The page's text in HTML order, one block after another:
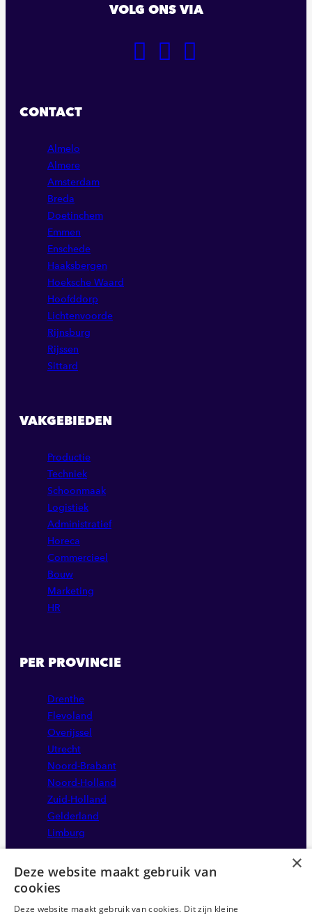
VOLG ONS VIA
GA
GA
CONTACT
Almelo
Almere
Amsterdam
Breda
Doetinchem
Emmen
Enschede
Haaksbergen
Hoeksche Waard
Hoofddorp
Lichtenvoorde
Rijnsburg
Rijssen
Sittard
VAKGEBIEDEN
Productie
Techniek
Schoonmaak
Logistiek
Administratief
Horeca
Commercieel
Bouw
Marketing
HR
PER PROVINCIE
Drenthe
Flevoland
Overijssel
Utrecht
Noord-Brabant
Noord-Holland
Zuid-Holland
Gelderland
Limburg
×
Deze website maakt gebruik van
cookies
Deze website maakt gebruik van cookies. Dit zijn kleine